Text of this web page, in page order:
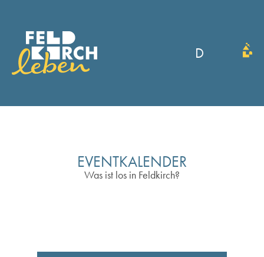
D
EVENTKALENDER
Was ist los in Feldkirch?